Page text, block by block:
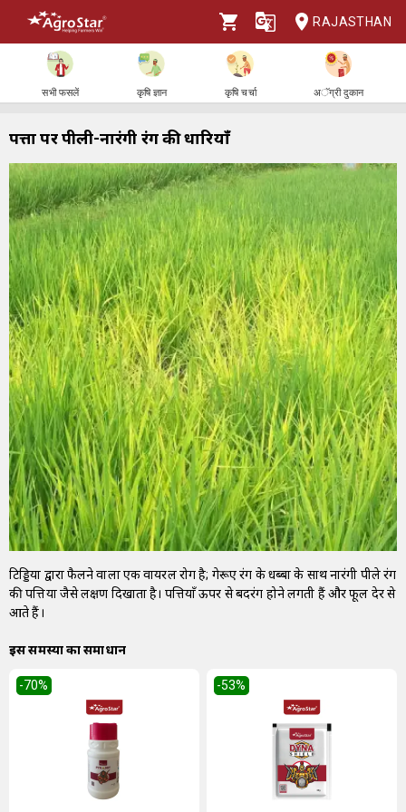
RAJASTHAN
सभी फसलें कृषि ज्ञान कृषि चर्चा अॅग्री दुकान
पत्तों पर पीली-नारंगी रंग की धारियाँ
टिड्डियों द्वारा फैलने वाला एक वायरल रोग है; गेरूए रंग के धब्बों के साथ नारंगी पीले रंग
की पत्तियों जैसे लक्षण दिखाता है। पत्तियाँ ऊपर से बदरंग होने लगती हैं और फूल देर से
आते हैं।
इस समस्या का समाधान
-70% -53%